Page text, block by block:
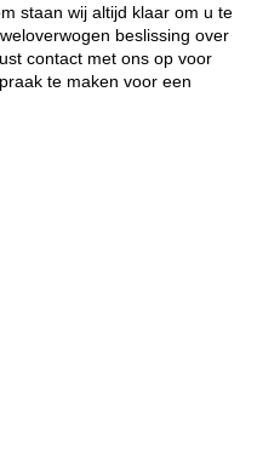
staan wij altijd klaar om u te
beslissing over
contact met ons op voor
te maken voor een